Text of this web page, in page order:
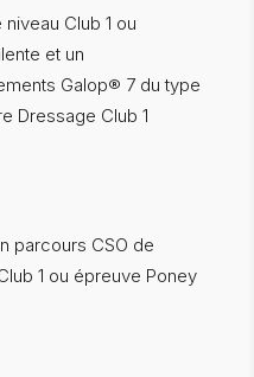
Club 1 ou
et un
Galop® 7 du type
Dressage Club 1
parcours CSO de
1 ou épreuve Poney